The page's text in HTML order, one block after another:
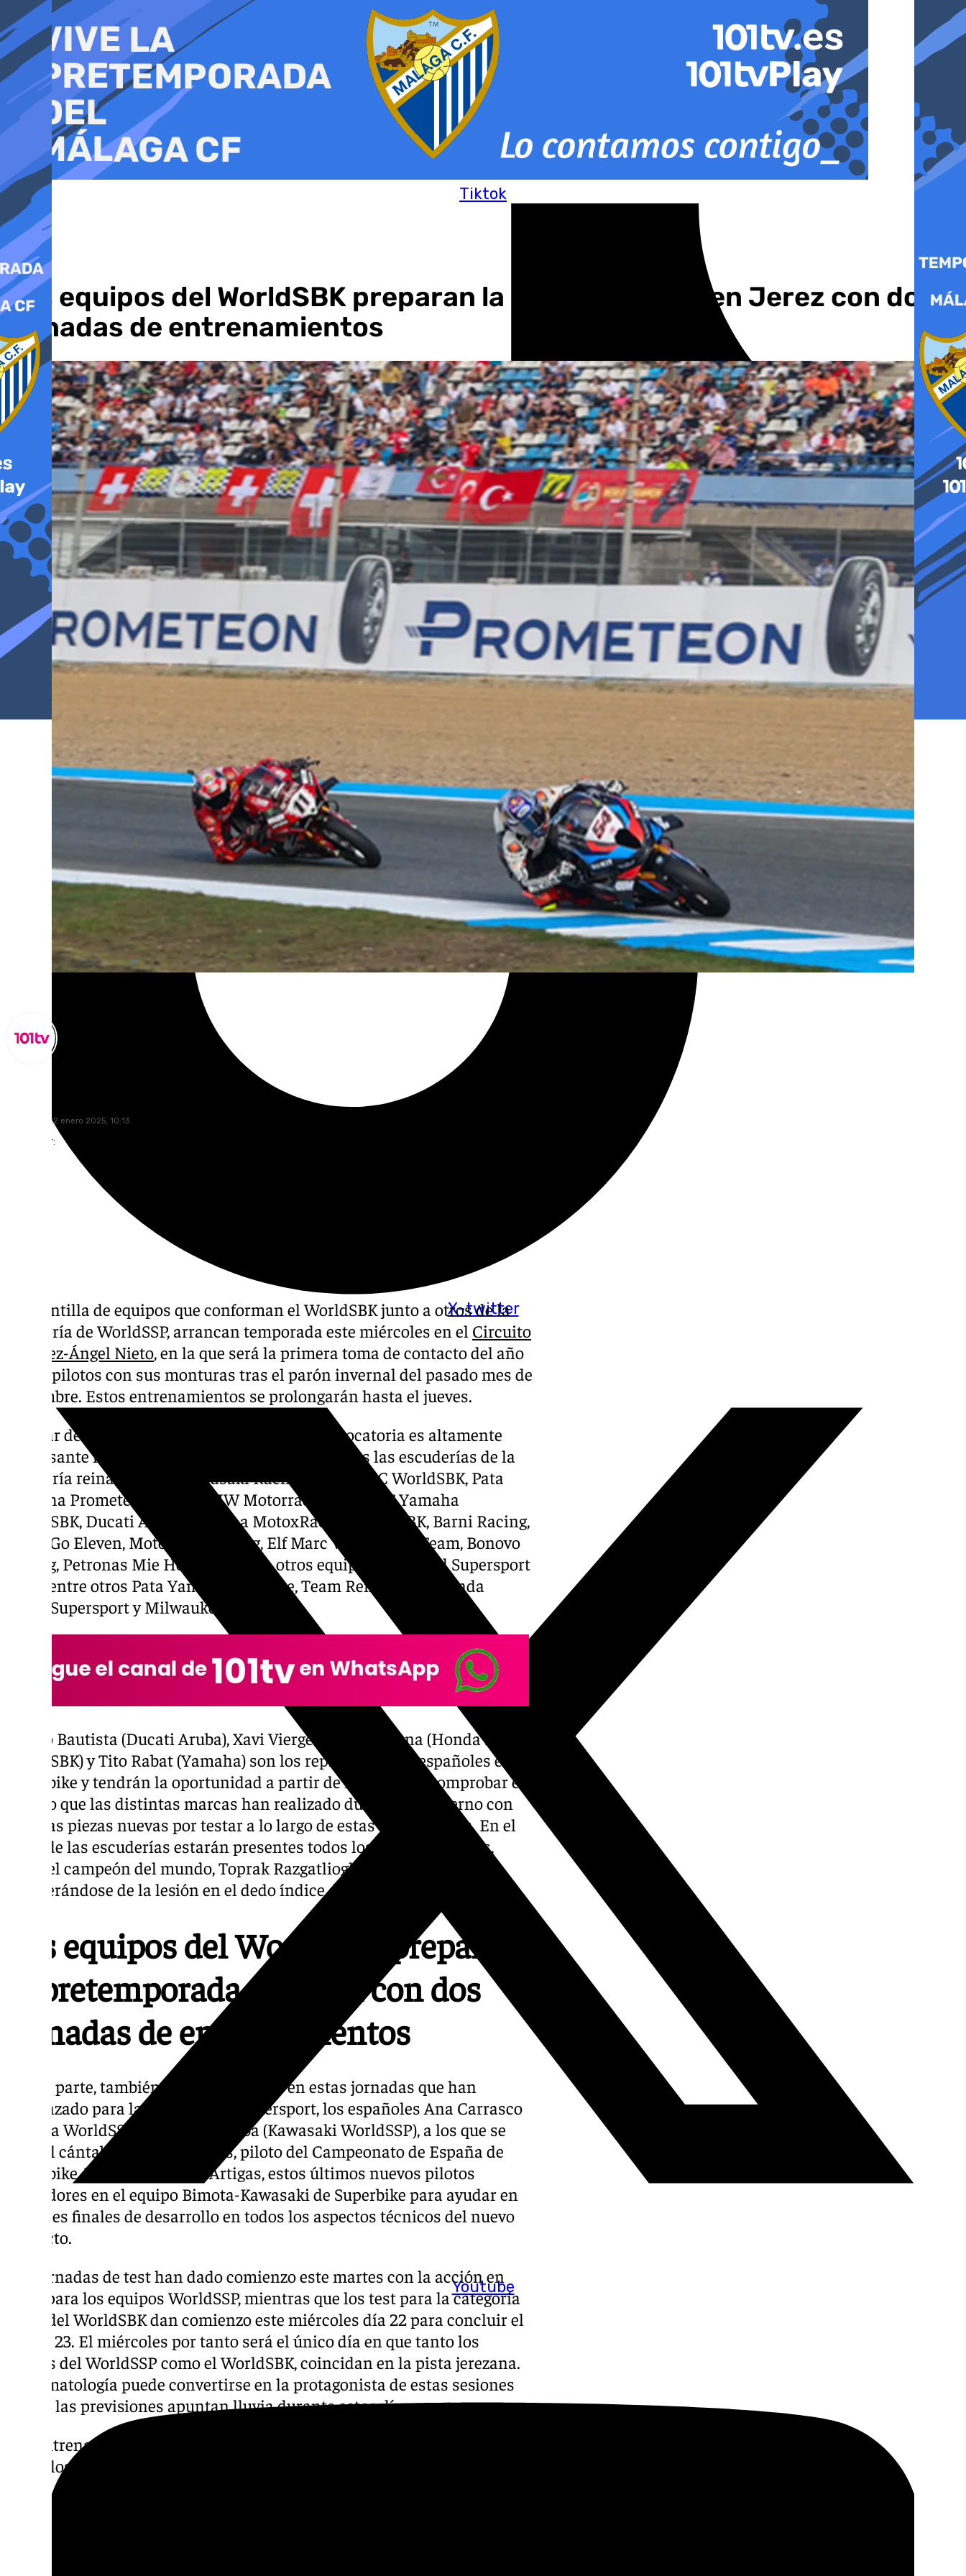
al
contenido
Tiktok
X-twitter
Youtube
Los equipos del WorldSBK preparan la pretemporada en Jerez con dos
jornadas de entrenamientos
miércoles, 22 enero 2025, 10:13
Compartir:
La plantilla de equipos que conforman el WorldSBK junto a otros de la
categoría de WorldSSP, arrancan temporada este miércoles en el Circuito
de Jerez-Ángel Nieto, en la que será la primera toma de contacto del año
de los pilotos con sus monturas tras el parón invernal del pasado mes de
diciembre. Estos entrenamientos se prolongarán hasta el jueves.
A pesar de no tratarse de un test oficial, la convocatoria es altamente
interesante no en vano, están representadas todas las escuderías de la
categoría reina; Bimota-Kawasaki Racing Team, HRC WorldSBK, Pata
Yamaha Prometeon, Rokit BMW Motorrad, GYTR GRT Yamaha
WorldSBK, Ducati Aruba, Yamaha MotoxRacing WorldSBK, Barni Racing,
Team Go Eleven, Motocorsa Racing, Elf Marc VDS Racing Team, Bonovo
Racing, Petronas Mie Honda…junto a otros equipos del World Supersport
como entre otros Pata Yamaha Ten Kate, Team Renzi corse, Honda
WorldSupersport y Milwaukee Ducati.
Álvaro Bautista (Ducati Aruba), Xavi Vierge e Iker Lecuona (Honda HRC
WorldSBK) y Tito Rabat (Yamaha) son los representantes españoles en
Superbike y tendrán la oportunidad a partir de mañana de comprobar el
trabajo que las distintas marcas han realizado durante el invierno con
muchas piezas nuevas por testar a lo largo de estas dos jornadas. En el
resto de las escuderías estarán presentes todos los pilotos oficiales,
salvo el campeón del mundo, Toprak Razgatlioglu (BMW) aun
recuperándose de la lesión en el dedo índice de su mano derecha.
Los equipos del WorldSBK preparan
la pretemporada en Jerez con dos
jornadas de entrenamientos
Por su parte, también figuran inscritos en estas jornadas que han
comenzado para la categoría de Supersport, los españoles Ana Carrasco
(Honda WorldSSP) y Jeremy Alcoba (Kawasaki WorldSSP), a los que se
unía el cántabro Román Ramos, piloto del Campeonato de España de
Superbike, Xavi Forés y Xavi Artigas, estos últimos nuevos pilotos
probadores en el equipo Bimota-Kawasaki de Superbike para ayudar en
las fases finales de desarrollo en todos los aspectos técnicos del nuevo
proyecto.
Las jornadas de test han dado comienzo este martes con la acción en
pista para los equipos WorldSSP, mientras que los test para la categoría
reina del WorldSBK dan comienzo este miércoles día 22 para concluir el
jueves 23. El miércoles por tanto será el único día en que tanto los
pilotos del WorldSSP como el WorldSBK, coincidan en la pista jerezana.
La climatología puede convertirse en la protagonista de estas sesiones
ya que las previsiones apuntan lluvia durante estos días.
Los entrenamientos tendrán un horario de 10 a 18 y el público podrá
seguirlos gratuitamente desde la tribuna X-1.